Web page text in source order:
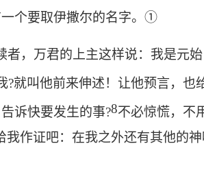
个要取伊撒尔的名字。①
者，万君的上主这样说：我是元
?就叫他前来伸述！让他预言，也
诉快要发生的事?8不必惊慌，不
作证吧：在我之外还有其他的神